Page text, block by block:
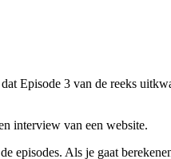
Episode 3 van de reeks
interview van een website.
episodes. Als je gaat